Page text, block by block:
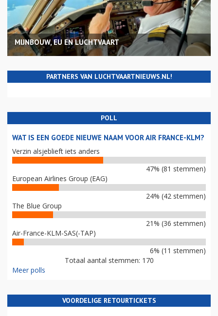
MIJNBOUW, EU EN LUCHTVAART
PARTNERS VAN LUCHTVAARTNIEUWS.NL!
POLL
WAT IS EEN GOEDE NIEUWE NAAM VOOR AIR FRANCE-KLM?
Verzin alsjeblieft iets anders
47% (81 stemmen)
European Airlines Group (EAG)
24% (42 stemmen)
The Blue Group
21% (36 stemmen)
Air-France-KLM-SAS(-TAP)
6% (11 stemmen)
Totaal aantal stemmen: 170
Meer polls
VOORDELIGE RETOURTICKETS